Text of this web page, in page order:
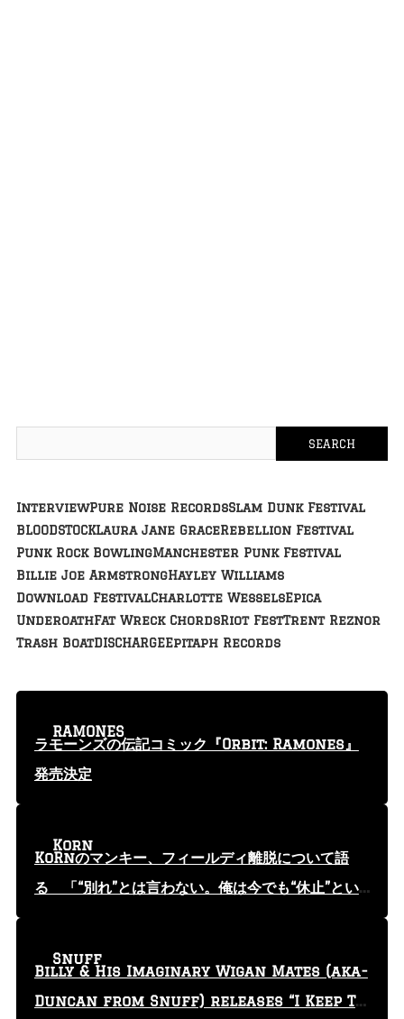
InterviewPure Noise RecordsSlam Dunk Festival
BLOODSTOCKLaura Jane GraceRebellion Festival
Punk Rock BowlingManchester Punk Festival
Billie Joe ArmstrongHayley Williams
Download FestivalCharlotte WesselsEpica
UnderoathFat Wreck ChordsRiot FestTrent Reznor
Trash BoatDISCHARGEEpitaph Records
ラモーンズの伝記コミック『Orbit: Ramones』
発売決定
RAMONES
KoRnのマンキー、フィールディ離脱について語
る 「“別れ”とは言わない。俺は今でも“休止”とい
Korn
Billy & His Imaginary Wigan Mates (aka-
Duncan from Snuff) releases “I Keep Tr
Snuff